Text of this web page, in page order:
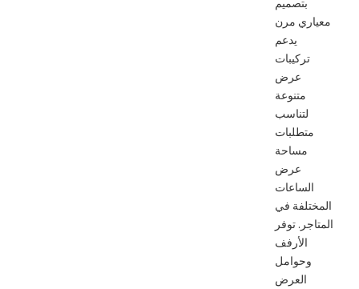
بتصميم
معياري مرن
يدعم
تركيبات
عرض
متنوعة
لتناسب
متطلبات
مساحة
عرض
الساعات
المختلفة في
المتاجر. توفر
الأرفف
وحوامل
العرض